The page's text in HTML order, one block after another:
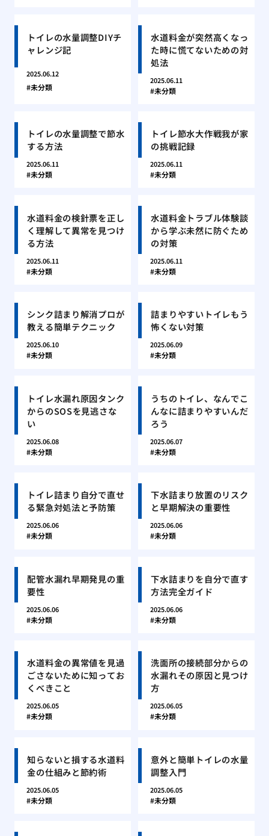
トイレの水量調整DIYチ
ャレンジ記
2025.06.12
未分類
水道料金が突然高くなっ
た時に慌てないための対
処法
2025.06.11
未分類
トイレの水量調整で節水
する方法
2025.06.11
未分類
トイレ節水大作戦我が家
の挑戦記録
2025.06.11
未分類
水道料金の検針票を正し
く理解して異常を見つけ
る方法
2025.06.11
未分類
水道料金トラブル体験談
から学ぶ未然に防ぐため
の対策
2025.06.11
未分類
シンク詰まり解消プロが
教える簡単テクニック
2025.06.10
未分類
詰まりやすいトイレもう
怖くない対策
2025.06.09
未分類
トイレ水漏れ原因タンク
からのSOSを見逃さな
い
2025.06.08
未分類
うちのトイレ、なんでこ
んなに詰まりやすいんだ
ろう
2025.06.07
未分類
トイレ詰まり自分で直せ
る緊急対処法と予防策
2025.06.06
未分類
下水詰まり放置のリスク
と早期解決の重要性
2025.06.06
未分類
配管水漏れ早期発見の重
要性
2025.06.06
未分類
下水詰まりを自分で直す
方法完全ガイド
2025.06.06
未分類
水道料金の異常値を見過
ごさないために知ってお
くべきこと
2025.06.05
未分類
洗面所の接続部分からの
水漏れその原因と見つけ
方
2025.06.05
未分類
知らないと損する水道料
金の仕組みと節約術
2025.06.05
未分類
意外と簡単トイレの水量
調整入門
2025.06.05
未分類